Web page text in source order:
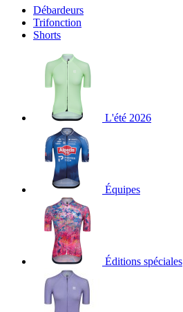
Débardeurs
Trifonction
Shorts
L'été 2026
Équipes
Éditions spéciales